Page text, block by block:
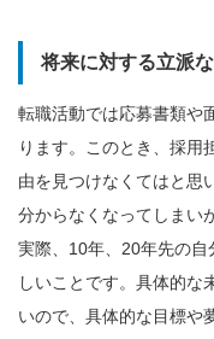
将来に対する立派
転職活動では応募書類や
ります。このとき、採用
由を見つけなくてはと思
分からなくなってしまい
実際、10年、20年先の
しいことです。具体的な
いので、具体的な目標や